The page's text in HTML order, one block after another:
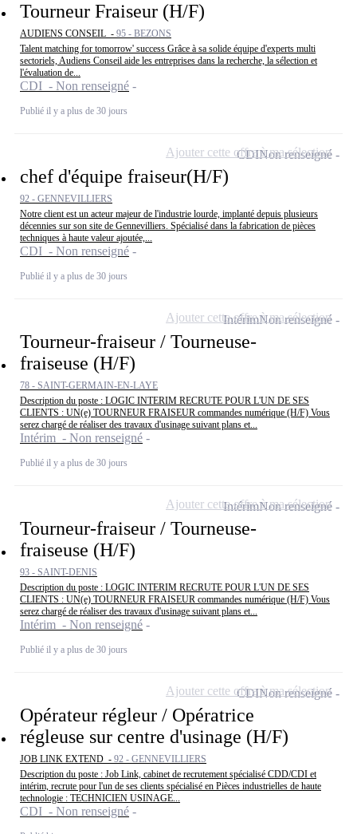
Tourneur Fraiseur (H/F)
AUDIENS CONSEIL - 95 - BEZONS
Talent matching for tomorrow' success Grâce à sa solide équipe d'experts multi
sectoriels, Audiens Conseil aide les entreprises dans la recherche, la sélection et
l'évaluation de...
CDI - Non renseigné
Publié il y a plus de 30 jours
chef d'équipe fraiseur(H/F)
92 - GENNEVILLIERS
Notre client est un acteur majeur de l'industrie lourde, implanté depuis plusieurs
décennies sur son site de Gennevilliers. Spécialisé dans la fabrication de pièces
techniques à haute valeur ajoutée,...
CDI - Non renseigné
Publié il y a plus de 30 jours
CDINon renseigné
Ajouter cette offre à ma sélection
Tourneur-fraiseur / Tourneuse-
fraiseuse (H/F)
78 - SAINT-GERMAIN-EN-LAYE
Description du poste : LOGIC INTERIM RECRUTE POUR L'UN DE SES
CLIENTS : UN(e) TOURNEUR FRAISEUR commandes numérique (H/F) Vous
serez chargé de réaliser des travaux d'usinage suivant plans et...
Intérim - Non renseigné
Publié il y a plus de 30 jours
IntérimNon renseigné
Ajouter cette offre à ma sélection
Tourneur-fraiseur / Tourneuse-
fraiseuse (H/F)
93 - SAINT-DENIS
Description du poste : LOGIC INTERIM RECRUTE POUR L'UN DE SES
CLIENTS : UN(e) TOURNEUR FRAISEUR commandes numérique (H/F) Vous
serez chargé de réaliser des travaux d'usinage suivant plans et...
Intérim - Non renseigné
Publié il y a plus de 30 jours
IntérimNon renseigné
Ajouter cette offre à ma sélection
Opérateur régleur / Opératrice
régleuse sur centre d'usinage (H/F)
JOB LINK EXTEND - 92 - GENNEVILLIERS
Description du poste : Job Link, cabinet de recrutement spécialisé CDD/CDI et
intérim, recrute pour l'un de ses clients spécialisé en Pièces industrielles de haute
technologie : TECHNICIEN USINAGE...
CDI - Non renseigné
CDINon renseigné
Ajouter cette offre à ma sélection